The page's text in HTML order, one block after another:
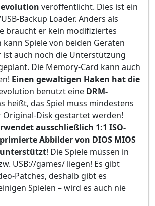
veröffentlicht. Dies ist ein
Backup Loader. Anders als
braucht er kein modifiziertes
kann Spiele von beiden Geräten
ist auch noch die Unterstützung
Die Memory-Card kann auch
Einen gewaltigen Haken hat die
benutzt eine DRM-
heißt, das Spiel muss mindestens
Original-Disk gestartet werden!
ausschließlich 1:1 ISO-
Abbilder von DIOS MIOS
! Die Spiele müssen in
USB://games/ liegen! Es gibt
Patches, deshalb gibt es
Spielen – wird es auch nie